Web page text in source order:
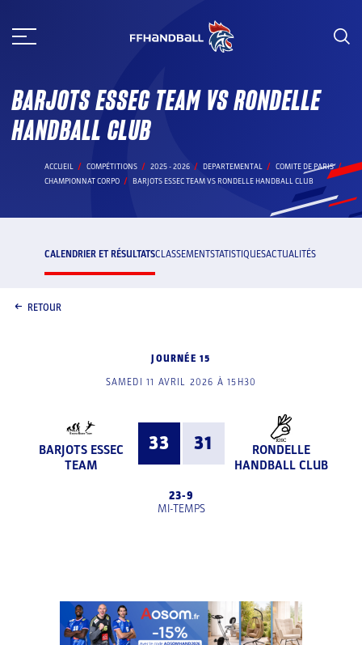
au
BARJOTS ESSEC TEAM VS RONDELLE
HANDBALL CLUB
ACCUEIL COMPÉTITIONS 2025 - 2026 DEPARTEMENTAL
COMITE DE PARIS
CHAMPIONNAT CORPO
BARJOTS ESSEC TEAM VS RONDELLE HANDBALL CLUB
CALENDRIER ET RÉSULTATSCLASSEMENTSTATISTIQUESACTUALITÉS
RETOUR
JOURNÉE 15
SAMEDI 11 AVRIL 2026 À 15H30
BARJOTS ESSEC
TEAM
33 31
RONDELLE
HANDBALL CLUB
23-9
MI-TEMPS